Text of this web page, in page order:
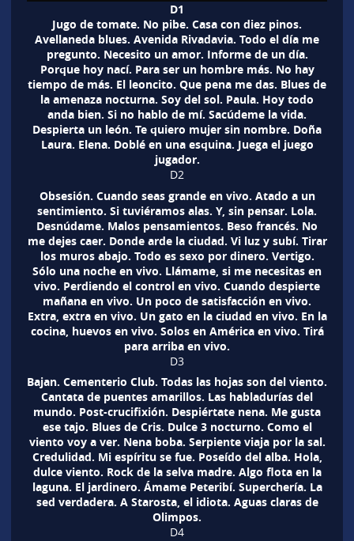
D1
Jugo de tomate. No pibe. Casa con diez pinos.
Avellaneda blues. Avenida Rivadavia. Todo el día me
pregunto. Necesito un amor. Informe de un día.
Porque hoy nací. Para ser un hombre más. No hay
tiempo de más. El leoncito. Que pena me das. Blues de
la amenaza nocturna. Soy del sol. Paula. Hoy todo
anda bien. Si no hablo de mí. Sacúdeme la vida.
Despierta un león. Te quiero mujer sin nombre. Doña
Laura. Elena. Doblé en una esquina. Juega el juego
jugador.
D2
Obsesión. Cuando seas grande en vivo. Atado a un
sentimiento. Si tuviéramos alas. Y, sin pensar. Lola.
Desnúdame. Malos pensamientos. Beso francés. No
me dejes caer. Donde arde la ciudad. Vi luz y subí. Tirar
los muros abajo. Todo es sexo por dinero. Vertigo.
Sólo una noche en vivo. Llámame, si me necesitas en
vivo. Perdiendo el control en vivo. Cuando despierte
mañana en vivo. Un poco de satisfacción en vivo.
Extra, extra en vivo. Un gato en la ciudad en vivo. En la
cocina, huevos en vivo. Solos en América en vivo. Tirá
para arriba en vivo.
D3
Bajan. Cementerio Club. Todas las hojas son del viento.
Cantata de puentes amarillos. Las habladurías del
mundo. Post-crucifixión. Despiértate nena. Me gusta
ese tajo. Blues de Cris. Dulce 3 nocturno. Como el
viento voy a ver. Nena boba. Serpiente viaja por la sal.
Credulidad. Mi espíritu se fue. Poseído del alba. Hola,
dulce viento. Rock de la selva madre. Algo flota en la
laguna. El jardinero. Ámame Peteribí. Superchería. La
sed verdadera. A Starosta, el idiota. Aguas claras de
Olimpos.
D4